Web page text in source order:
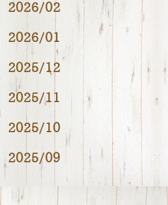
2026/02
2026/01
2025/12
2025/11
2025/10
2025/09